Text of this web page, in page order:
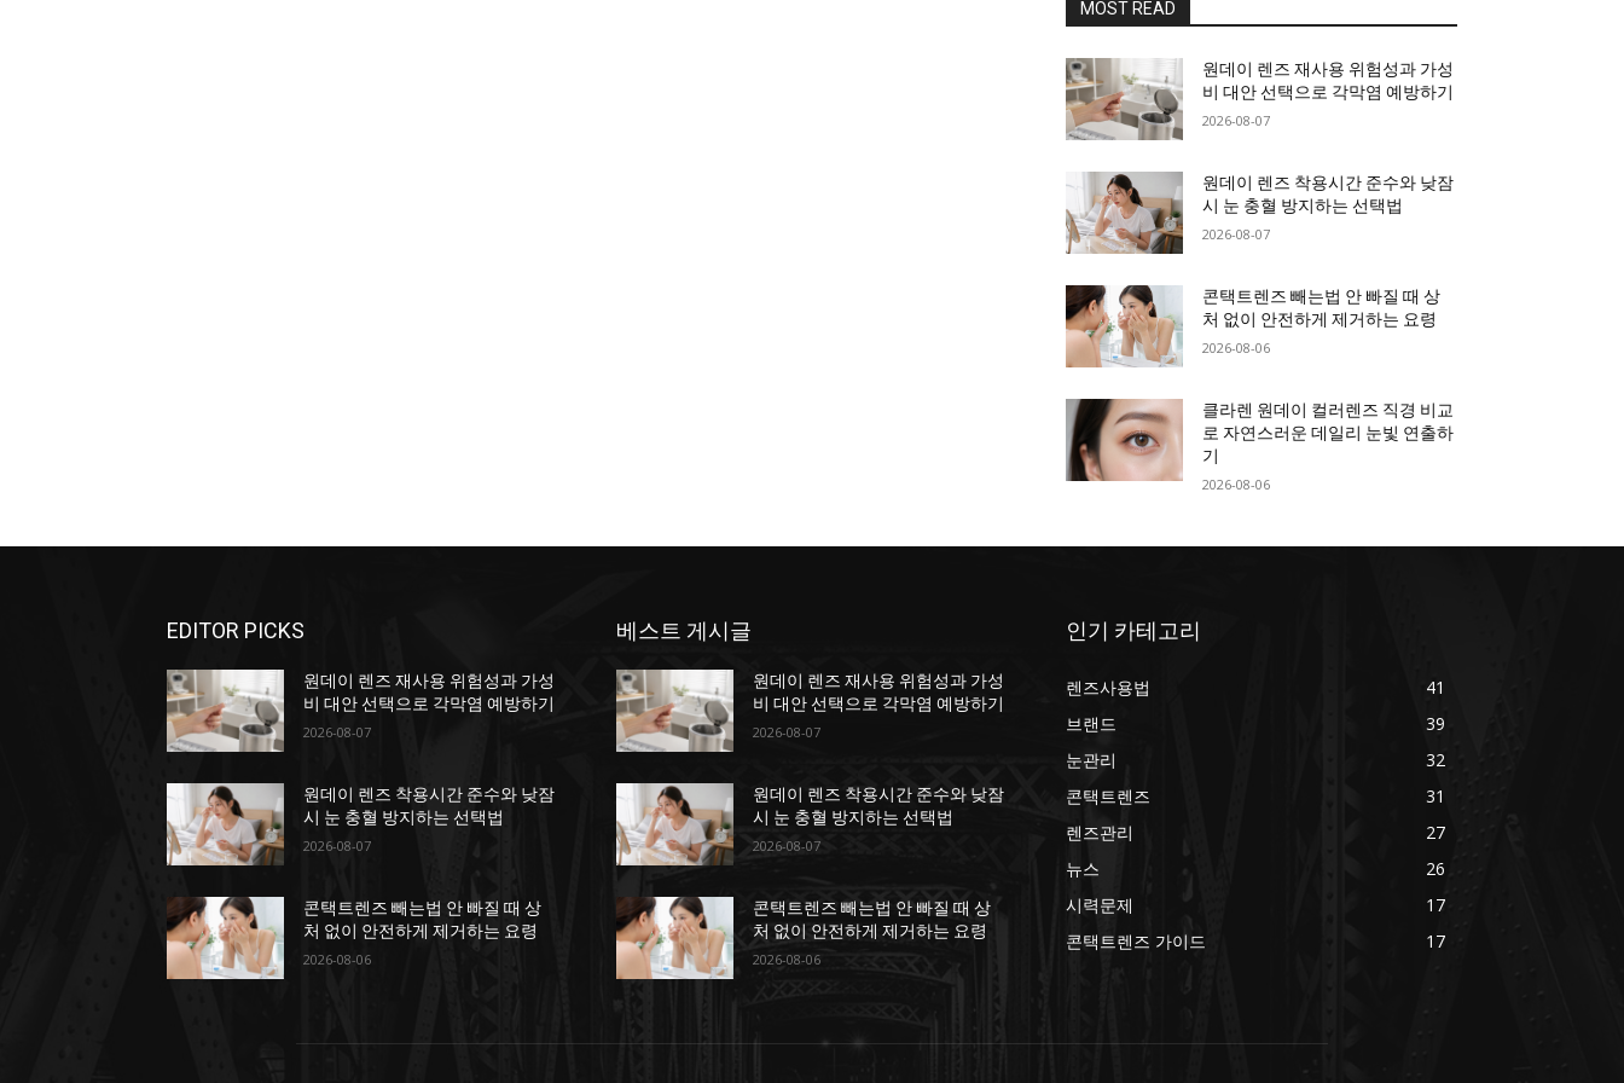
MOST READ
원데이 렌즈 재사용 위험성과 가성
비 대안 선택으로 각막염 예방하기
2026-08-07
원데이 렌즈 착용시간 준수와 낮잠
시 눈 충혈 방지하는 선택법
2026-08-07
콘택트렌즈 빼는법 안 빠질 때 상
처 없이 안전하게 제거하는 요령
2026-08-06
클라렌 원데이 컬러렌즈 직경 비교
로 자연스러운 데일리 눈빛 연출하
기
2026-08-06
EDITOR PICKS
원데이 렌즈 재사용 위험성과 가성
비 대안 선택으로 각막염 예방하기
2026-08-07
원데이 렌즈 착용시간 준수와 낮잠
시 눈 충혈 방지하는 선택법
2026-08-07
콘택트렌즈 빼는법 안 빠질 때 상
처 없이 안전하게 제거하는 요령
2026-08-06
베스트 게시글
원데이 렌즈 재사용 위험성과 가성
비 대안 선택으로 각막염 예방하기
2026-08-07
원데이 렌즈 착용시간 준수와 낮잠
시 눈 충혈 방지하는 선택법
2026-08-07
콘택트렌즈 빼는법 안 빠질 때 상
처 없이 안전하게 제거하는 요령
2026-08-06
인기 카테고리
렌즈사용법
41
브랜드
39
눈관리
32
콘택트렌즈
31
렌즈관리
27
뉴스
26
시력문제
17
콘택트렌즈 가이드
17